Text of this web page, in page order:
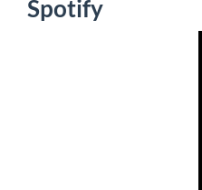
Spotify